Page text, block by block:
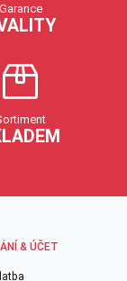
Garance
& ÚČET